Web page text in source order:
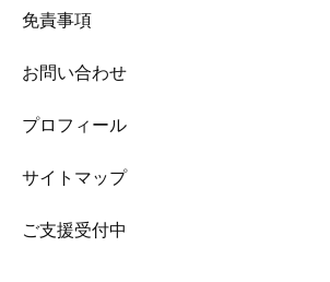
免責事項
お問い合わせ
プロフィール
サイトマップ
ご支援受付中